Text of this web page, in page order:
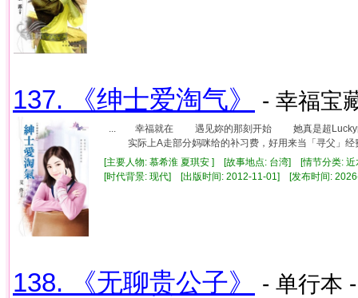
137. 《绅士爱淘气》 - 幸福宝
... 幸福就在 遇见妳的那刻开始 她真是超Lucky的
实际上A走部分妈咪给的补习费，好用来当「寻父
[主要人物: 慕希淮 夏琪安 ] [故事地点: 台湾] [情节分类: 近
[时代背景: 现代] [出版时间: 2012-11-01] [发布时间:
138. 《无聊贵公子》 - 单行本